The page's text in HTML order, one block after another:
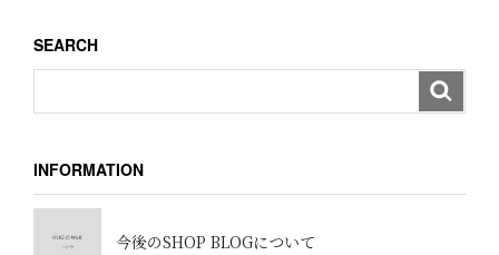
ン
SEARCH
INFORMATION
今後のSHOP BLOGについて